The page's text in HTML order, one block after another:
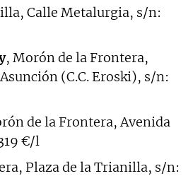
Calle Metalurgia, s/n:
, Morón de la Frontera,
(C.C. Eroski), s/n:
de la Frontera, Avenida
€/l
Plaza de la Trianilla, s/n: